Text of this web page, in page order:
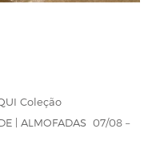
Coleção
| ALMOFADAS 07/08 –